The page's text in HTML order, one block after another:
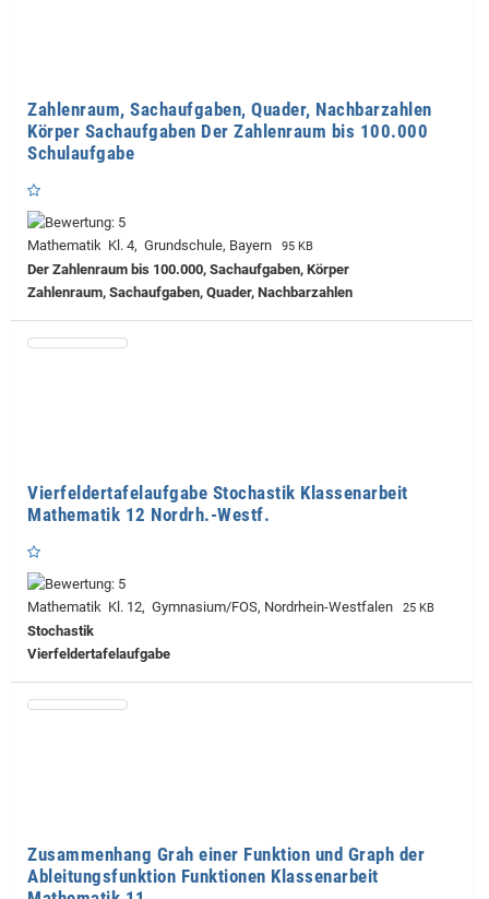
Zahlenraum, Sachaufgaben, Quader, Nachbarzahlen
Körper Sachaufgaben Der Zahlenraum bis 100.000
Schulaufgabe
Mathematik Kl. 4, Grundschule, Bayern 95 KB
Der Zahlenraum bis 100.000, Sachaufgaben, Körper
Zahlenraum, Sachaufgaben, Quader, Nachbarzahlen
Vierfeldertafelaufgabe Stochastik Klassenarbeit
Mathematik 12 Nordrh.-Westf.
Mathematik Kl. 12, Gymnasium/FOS, Nordrhein-Westfalen 25 KB
Stochastik
Vierfeldertafelaufgabe
Zusammenhang Grah einer Funktion und Graph der
Ableitungsfunktion Funktionen Klassenarbeit